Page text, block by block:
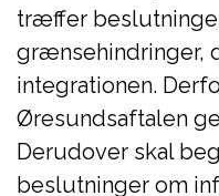
træffer
grænsehindringer,
integrationen.
Øresundsaftalen
Derudover skal
beslutninger om